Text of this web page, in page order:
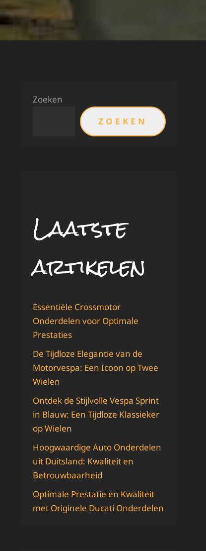
Zoeken
ZOEKEN
Laatste
artikelen
Essentiële Crossmotor
Onderdelen voor Optimale
Prestaties
De Tijdloze Elegantie van de
Motorvespa: Een Icoon op Twee
Wielen
Ontdek de Stijlvolle Vespa Sprint
in Blauw: Een Tijdloze Klassieker
op Wielen
Hoogwaardige Auto Onderdelen
uit Duitsland: Kwaliteit en
Betrouwbaarheid
Optimale Prestatie en Kwaliteit
met Originele Ducati Onderdelen